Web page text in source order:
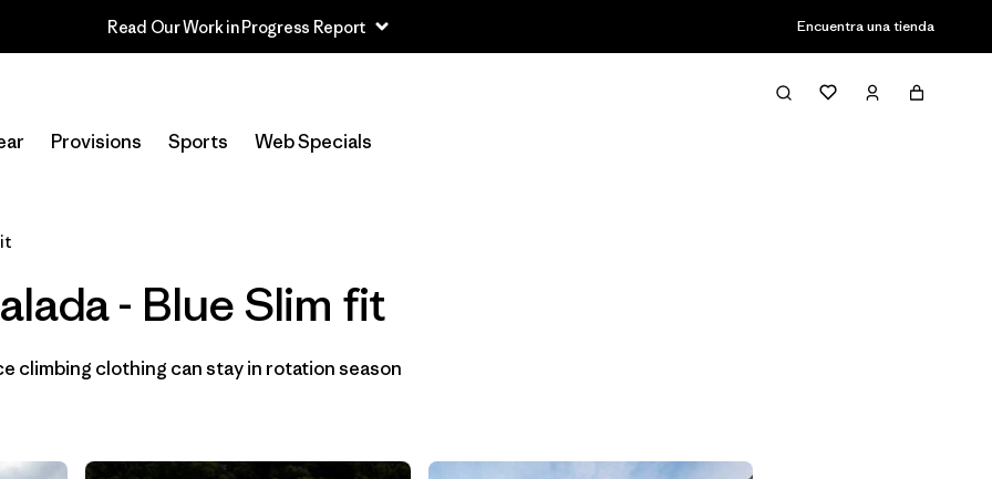
Read Our Work in Progress Report Encuentra una tienda
Provisions Sports Web Specials
Filter & Sort
Selecciona una tienda
Filtrar por
Size
Filtrar por
Fit 1
- Blue Slim fit
climbing clothing can stay in rotation season